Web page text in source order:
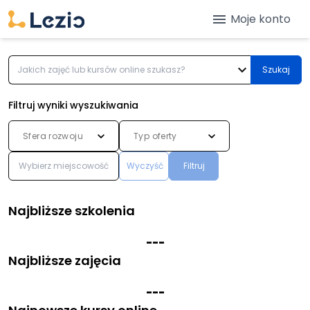
menu Moje konto
expand_more Szukaj
Filtruj wyniki wyszukiwania
Sfera rozwoju Typ oferty
Wyczyść Filtruj
Najbliższe szkolenia
---
Najbliższe zajęcia
---